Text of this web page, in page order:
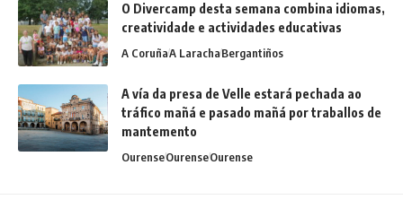
O Divercamp desta semana combina idiomas,
creatividade e actividades educativas
A CoruñaA LarachaBergantiños
A vía da presa de Velle estará pechada ao
tráfico mañá e pasado mañá por traballos de
mantemento
OurenseOurenseOurense